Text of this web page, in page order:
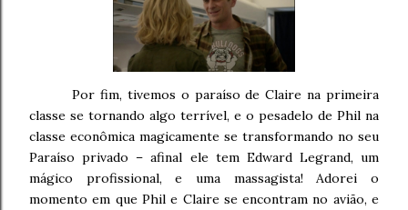
Por fim, tivemos o paraíso de Claire na primeira
classe se tornando algo terrível, e o pesadelo de Phil na
classe econômica magicamente se transformando no seu
Paraíso privado – afinal ele tem Edward Legrand, um
mágico profissional, e uma massagista! Adorei o
momento em que Phil e Claire se encontram no avião, e